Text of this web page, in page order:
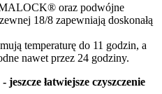
oraz podwójne
18/8 zapewniają doskonałą
temperaturę do 11 godzin, a
nawet przez 24 godziny.
łatwiejsze czyszczenie